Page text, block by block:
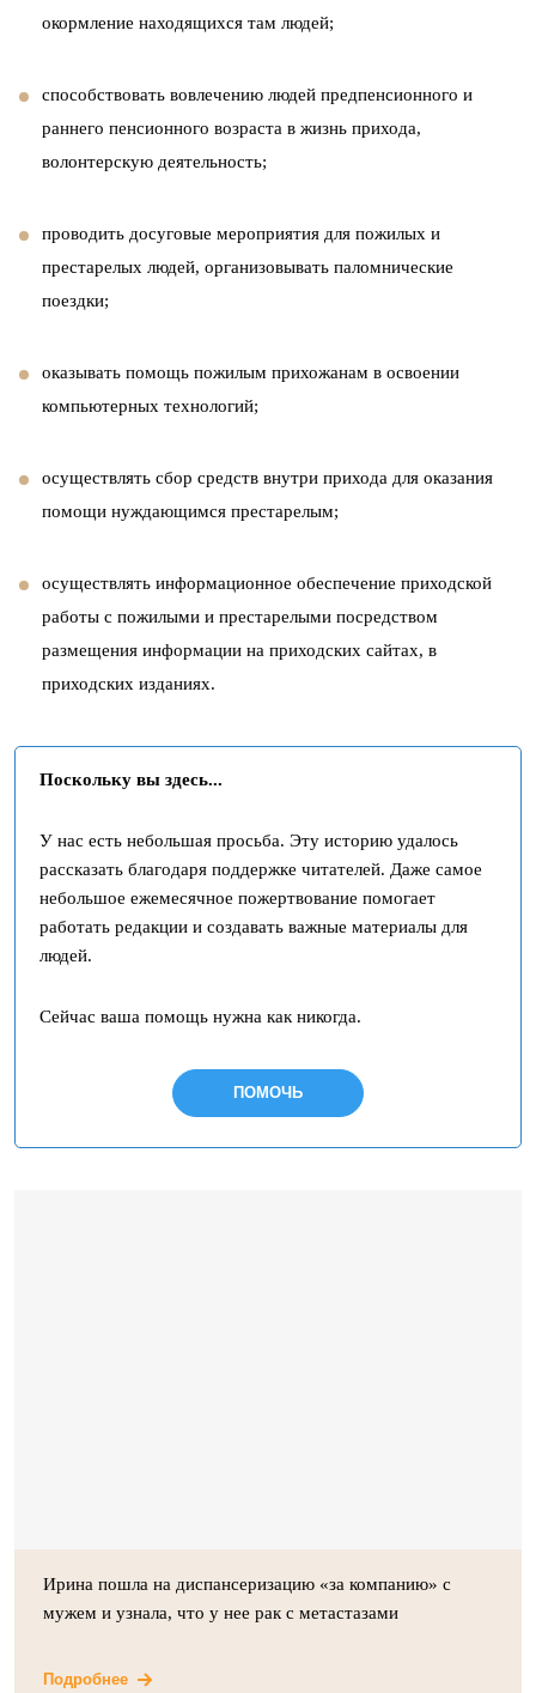
окормление находящихся там людей;
способствовать вовлечению людей предпенсионного и
раннего пенсионного возраста в жизнь прихода,
волонтерскую деятельность;
проводить досуговые мероприятия для пожилых и
престарелых людей, организовывать паломнические
поездки;
оказывать помощь пожилым прихожанам в освоении
компьютерных технологий;
осуществлять сбор средств внутри прихода для оказания
помощи нуждающимся престарелым;
осуществлять информационное обеспечение приходской
работы с пожилыми и престарелыми посредством
размещения информации на приходских сайтах, в
приходских изданиях.
Поскольку вы здесь...
У нас есть небольшая просьба. Эту историю удалось
рассказать благодаря поддержке читателей. Даже самое
небольшое ежемесячное пожертвование помогает
работать редакции и создавать важные материалы для
людей.
Сейчас ваша помощь нужна как никогда.
ПОМОЧЬ
Ирина пошла на диспансеризацию «за компанию» с
мужем и узнала, что у нее рак с метастазами
Подробнее